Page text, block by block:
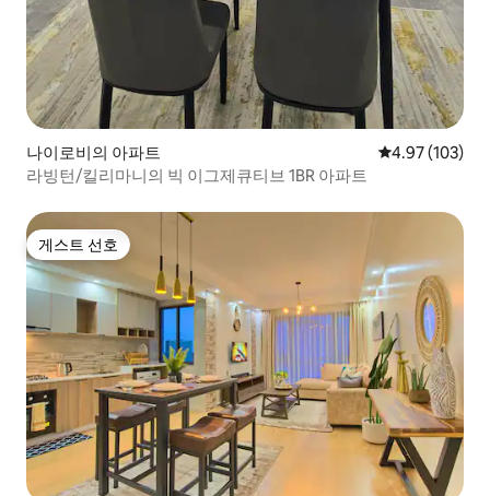
나이로비의 아파트 평점 4.97점(5
4.97 (103)
라빙턴/킬리마니의 빅 이그제큐티브 1BR 아파트
게스트 선호
게스트 선호